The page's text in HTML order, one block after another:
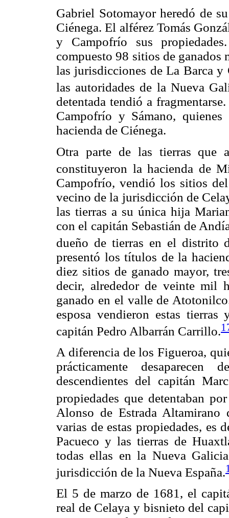
Gabriel Sotomayor heredó de
Ciénega. El alférez Tomás
y Campofrío sus
compuesto 98 sitios de ganados
las jurisdicciones de La Barca
las autoridades de la Nueva
detentada tendió a
Campofrío y Sámano,
hacienda de Ciénega.
Otra parte de las tierras que
constituyeron la hacienda de
Campofrío, vendió los sitios
vecino de la jurisdicción de
las tierras a su única hija
con el capitán Sebastián de
dueño de tierras en el distrito
presentó los títulos de la
diez sitios de ganado mayor,
decir, alrededor de veinte mil
ganado en el valle de
esposa vendieron estas
capitán Pedro Albarrán Carrillo.
A diferencia de los Figueroa,
prácticamente
descendientes del capitán
propiedades que detentaban
Alonso de Estrada Altamirano
varias de estas propiedades, es
Pacueco y las tierras de
todas ellas en la Nueva
jurisdicción de la Nueva España.
El 5 de marzo de 1681, el
real de Celaya y bisnieto del